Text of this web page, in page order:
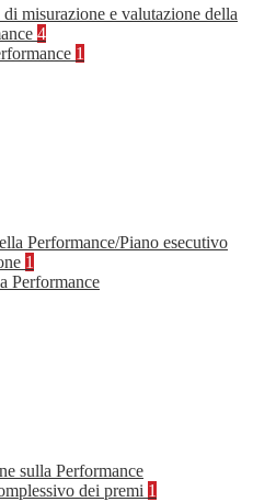
di misurazione e valutazione della
4
1
Performance/Piano esecutivo
1
Performance
sulla Performance
dei premi 1